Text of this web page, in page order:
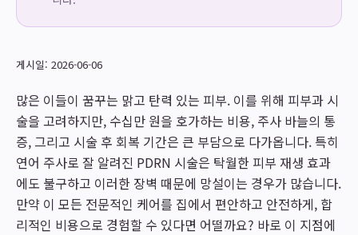
게시일: 2026-06-06
많은 이들이 꿈꾸는 맑고 탄력 있는 피부. 이를 위해 피부과 시
술을 고려하지만, 수십만 원을 호가하는 비용, 주사 바늘의 통
증, 그리고 시술 후 회복 기간은 큰 부담으로 다가옵니다. 특히
연어 주사로 잘 알려진 PDRN 시술은 탁월한 피부 재생 효과
에도 불구하고 이러한 장벽 때문에 망설이는 경우가 많습니다.
만약 이 모든 전문적인 케어를 집에서 편안하고 안전하게, 합
리적인 비용으로 경험할 수 있다면 어떨까요? 바로 이 지점에